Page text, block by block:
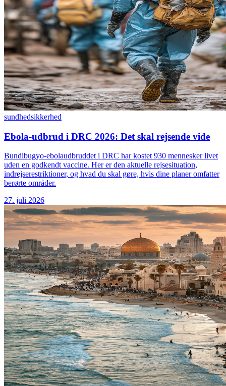
sundhedsikkerhed
Ebola-udbrud i DRC 2026: Det skal rejsende vide
Bundibugyo-ebolaudbruddet i DRC har kostet 930 mennesker livet
uden en godkendt vaccine. Her er den aktuelle rejsesituation,
indrejserestriktioner, og hvad du skal gøre, hvis dine planer omfatter
berørte områder.
27. juli 2026